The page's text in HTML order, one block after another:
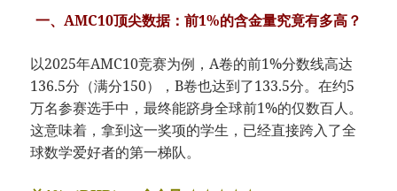
一、AMC10顶尖数据：前1%的含金量究竟有多高？
以2025年AMC10竞赛为例，A卷的前1%分数线高达
136.5分（满分150），B卷也达到了133.5分。在约5
万名参赛选手中，最终能跻身全球前1%的仅数百人。
这意味着，拿到这一奖项的学生，已经直接跨入了全
球数学爱好者的第一梯队。